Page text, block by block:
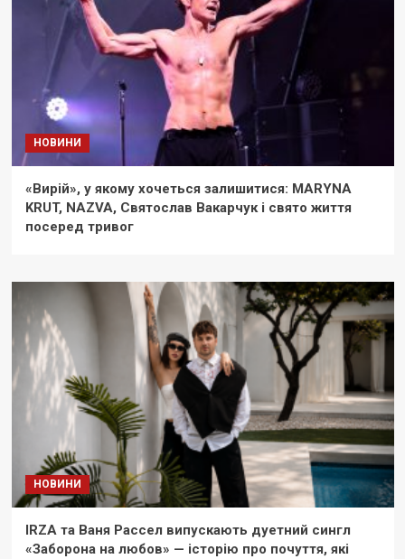
НОВИНИ
«Вирій», у якому хочеться залишитися: MARYNA
KRUT, NAZVA, Святослав Вакарчук і свято життя
посеред тривог
НОВИНИ
IRZA та Ваня Рассел випускають дуетний сингл
«Заборона на любов» — історію про почуття, які